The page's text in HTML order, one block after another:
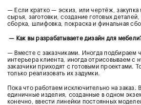
— Если кратко — эскиз, или чертёж, закупка
сырья, заготовки, создание готовых
сборка, шлифовка, покраска и финальная
— Как вы разрабатываете дизайн для
— Вместе с заказчиками. Иногда подбираем
интерьера клиента, иногда отрисовываем с
заказчики приходят с готовыми проектами.
только реализовать их задумки.
Пока что работаем исключительно на заказ.
единичные изделия, созданные в одном
конечно, ввести линейки постоянных